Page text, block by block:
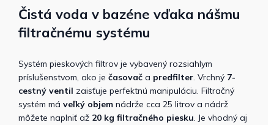
Čistá voda v bazéne vďaka nášmu
filtračnému systému
Systém pieskových filtrov je vybavený rozsiahlym
príslušenstvom, ako je časovač a predfilter. Vrchný 7-
cestný ventil zaisťuje perfektnú manipuláciu. Filtračný
systém má veľký objem nádrže cca 25 litrov a nádrž
môžete naplniť až 20 kg filtračného piesku. Je vhodný aj